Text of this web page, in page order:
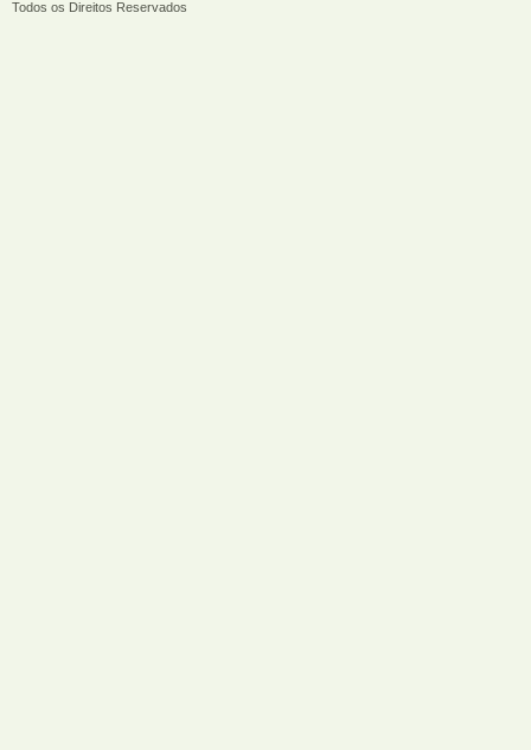
Todos os Direitos Reservados